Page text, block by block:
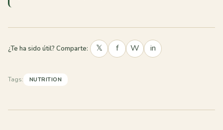
¿Te ha sido útil? Comparte: 𝕏 f W in
Tags: NUTRITION